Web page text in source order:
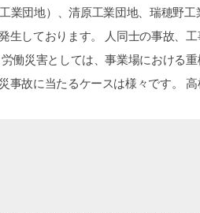
業団地）、清原工業団地、瑞穂野
生しております。 人同士の事故、
働災害としては、事業場における
事故に当たるケースは様々です。